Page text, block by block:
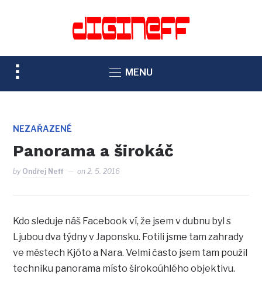
TOGGLE
SIDEBAR
NAVIGATION
MENU
NEZAŘAZENÉ
Panorama a širokáč
by Ondřej Neff on2. 5. 2016
Kdo sleduje náš Facebook ví, že jsem v dubnu byl s
Ljubou dva týdny v Japonsku. Fotili jsme tam zahrady
ve městech Kjóto a Nara. Velmi často jsem tam použil
techniku panorama místo širokoúhlého objektivu.